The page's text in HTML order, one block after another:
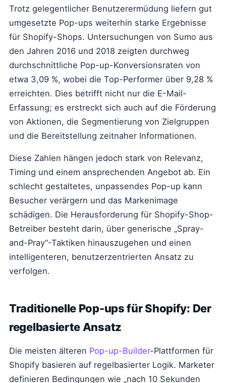
Trotz gelegentlicher Benutzerermüdung liefern gut
umgesetzte Pop-ups weiterhin starke Ergebnisse
für Shopify-Shops. Untersuchungen von Sumo aus
den Jahren 2016 und 2018 zeigten durchweg
durchschnittliche Pop-up-Konversionsraten von
etwa 3,09 %, wobei die Top-Performer über 9,28 %
erreichten. Dies betrifft nicht nur die E-Mail-
Erfassung; es erstreckt sich auch auf die Förderung
von Aktionen, die Segmentierung von Zielgruppen
und die Bereitstellung zeitnaher Informationen.
Diese Zahlen hängen jedoch stark von Relevanz,
Timing und einem ansprechenden Angebot ab. Ein
schlecht gestaltetes, unpassendes Pop-up kann
Besucher verärgern und das Markenimage
schädigen. Die Herausforderung für Shopify-Shop-
Betreiber besteht darin, über generische „Spray-
and-Pray“-Taktiken hinauszugehen und einen
intelligenteren, benutzerzentrierten Ansatz zu
verfolgen.
Traditionelle Pop-ups für Shopify: Der
regelbasierte Ansatz
Die meisten älteren Pop-up-Builder-Plattformen für
Shopify basieren auf regelbasierter Logik. Marketer
definieren Bedingungen wie „nach 10 Sekunden